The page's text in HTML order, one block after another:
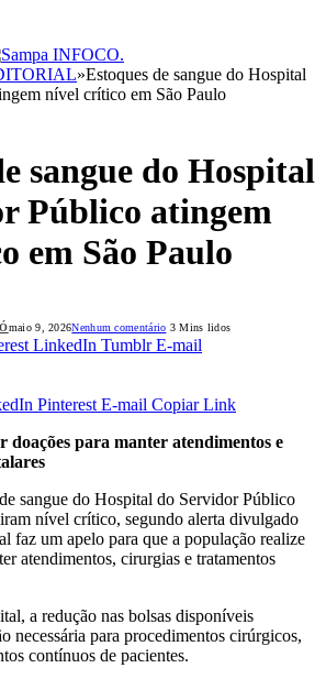
»Estoques de sangue do Hospital
nível crítico em São Paulo
sangue do Hospital
Público atingem
em São Paulo
maio 9, 2026Nenhum comentário 3 Mins lidos
LinkedIn Tumblr E-mail
Pinterest E-mail Copiar Link
doações para manter atendimentos e
sangue do Hospital do Servidor Público
nível crítico, segundo alerta divulgado
faz um apelo para que a população realize
atendimentos, cirurgias e tratamentos
a redução nas bolsas disponíveis
necessária para procedimentos cirúrgicos,
contínuos de pacientes.